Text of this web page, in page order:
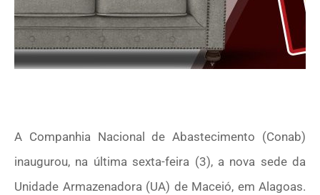
A Companhia Nacional de Abastecimento (Conab)
inaugurou, na última sexta-feira (3), a nova sede da
Unidade Armazenadora (UA) de Maceió, em Alagoas.